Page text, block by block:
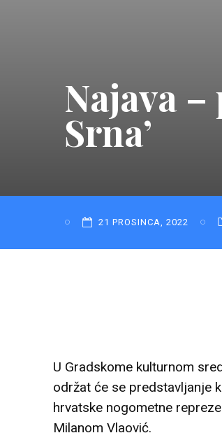
Najava
Srna’
21 PROSINCA, 2022
U Gradskome kulturnom
održat će se predstavljanje
hrvatske nogometne
Milanom Vlaović.